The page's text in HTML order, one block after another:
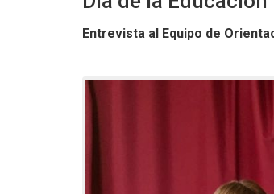
Entrevista al Equipo de